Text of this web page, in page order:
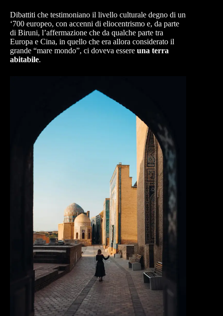
Dibattiti che testimoniano il livello culturale degno di un
‘700 europeo, con accenni di eliocentrismo e, da parte
di Biruni, l’affermazione che da qualche parte tra
Europa e Cina, in quello che era allora considerato il
grande “mare mondo”, ci doveva essere una terra
abitabile.